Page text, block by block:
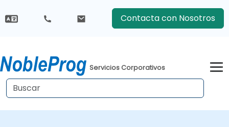
Contacta con Nosotros
Servicios Corporativos